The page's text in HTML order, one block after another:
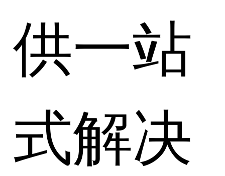
供一站
式解决